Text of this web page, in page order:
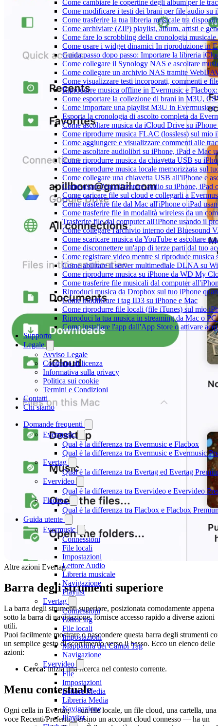
Come cambiare le copertine degli album per le
Come modificare i testi dei brani per file audio su
Come trasferire la tua libreria musicale tra
Come archiviare (ZIP) playlist, album, artisti e
Come fare lo scrobbling della cronologia
Come usare i widget dinamici In riproduzione in
Guida passo dopo passo: Importare la libreria
Come collegare il Synology NAS e ascoltare
Come collegare un archivio NAS tramite
Come visualizzare testi incorporati, commenti e
Riprodurre musica offline in Evermusic e
Come esportare la collezione di brani in M3U,
Come importare una playlist M3U in Evermusic e
Esporta la cronologia di ascolto completa da
Come ascoltare musica da iCloud Drive su
Come riprodurre musica FLAC (lossless) sul mio
Come aggiungere e visualizzare commenti alle
Come ascoltare audiolibri su iPhone, iPad e Mac
Come riprodurre musica da chiavetta USB su
Come riprodurre musica locale memorizzata sul
Come collegare una chiavetta USB all'iPhone e
Come usare l'equalizzatore audio su iPhone,
Come caricare file sul cloud e collegarli a
Come trasferire file dal Mac all'iPhone o iPad
Come trasferire file in modalità wireless da un
Trasferire file dal computer all'iPhone usando il
Come collegare l'archivio interno del Bluesound
Come scaricare musica da YouTube e ascoltare
Come disconnettere un'app di terze parti dal tuo
Come registrare video mentre si riproduce musica
Come abilitare il server multimediale DLNA su
Come riprodurre musica su iPhone da WD My
Come trasferire file musicali dal computer
Riproduci musica da Dropbox sul tuo iPhone
Come modificare i tag ID3 su iPhone e Mac
Come riprodurre file locali (file iTunes) sul mio
Riproduci la tua musica in streaming da Mac o
Come installare l'app dall'App Store o attivare
Supporto
Legale
Avviso Legale
Contratto di licenza
Informativa sulla privacy
Politica sui cookie
Termini e Condizioni
Contatti
Chi siamo
Domande frequenti
Evermusic
Qual è la differenza tra Evermusic e Flacbox
Qual è la differenza tra Evermusic e Evermusic
Evertag
Qual è la differenza tra Evertag ed Evertag
Evervideo
Qual è la differenza tra Evervideo e Evervideo
Flacbox
Qual è la differenza tra Flacbox e Flacbox
Guida utente
Evermusic
Connessioni
File locali
Impostazioni
Lettore Audio
Libreria musicale
Navigazione
Playlist
Evertag
Connessioni
Editor tag
File locali
Impostazioni
Mappatura dei Campi Tag
Navigazione
Evervideo
File
Impostazioni
Lettore Media
Libreria Media
Navigazione
Playlist
Altre azioni Evertag
Barra degli strumenti superiore
La barra degli strumenti superiore, posizionata comodamente appena
sotto la barra di navigazione, fornisce accesso rapido a diverse azioni
utili.
Puoi facilmente mostrare o nascondere questa barra degli strumenti
un semplice gesto di scorrimento verso il basso. Ecco un elenco delle
azioni:
Cerca:inizia una ricerca nel contesto corrente.
Menu contestuale
Ogni cella in Evertag — un file locale, un file cloud, una cartella, una
voce Recenti/Preferiti, persino un account cloud connesso — ha un